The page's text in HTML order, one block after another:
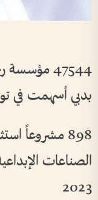
47544
بدبي أسهمت في توفير
898 مشروعاً
الصناعات
2023